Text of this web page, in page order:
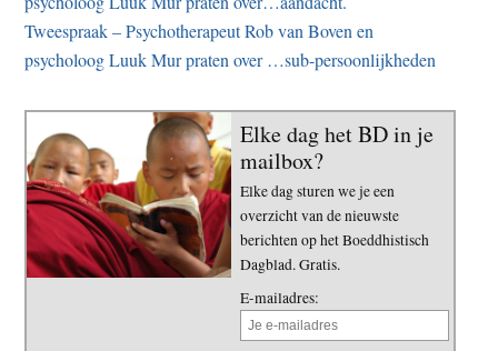
Tweespraak – Psychotherapeut Rob van Boven en
psycholoog Luuk Mur praten over …sub-persoonlijkheden
Elke dag het BD in je
mailbox?
Elke dag sturen we je een
overzicht van de nieuwste
berichten op het Boeddhistisch
Dagblad. Gratis.
E-mailadres: